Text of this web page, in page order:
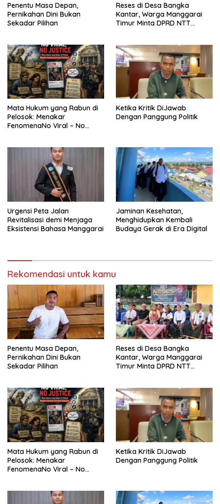
Penentu Masa Depan,
Pernikahan Dini Bukan
Sekadar Pilihan
Reses di Desa Bangka
Kantar, Warga Manggarai
Timur Minta DPRD NTT
Bersubsidi Bagi Penunggak
Pajak
Mata Hukum yang Rabun di
Pelosok: Menakar
FenomenaNo Viral – No
Ketika Kritik DiJawab
Dengan Panggung Politik
Urgensi Peta Jalan
Revitalisasi demi Menjaga
Eksistensi Bahasa Manggarai
Jaminan Kesehatan,
Menghidupkan Kembali
Budaya Gerak di Era Digital
Rekomendasi untuk kamu
Penentu Masa Depan,
Pernikahan Dini Bukan
Sekadar Pilihan
Reses di Desa Bangka
Kantar, Warga Manggarai
Timur Minta DPRD NTT
Bersubsidi Bagi Penunggak
Pajak
Mata Hukum yang Rabun di
Pelosok: Menakar
FenomenaNo Viral – No
Ketika Kritik DiJawab
Dengan Panggung Politik